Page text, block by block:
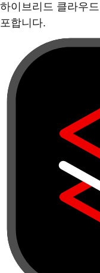
하이브리드 클라우
포합니다.